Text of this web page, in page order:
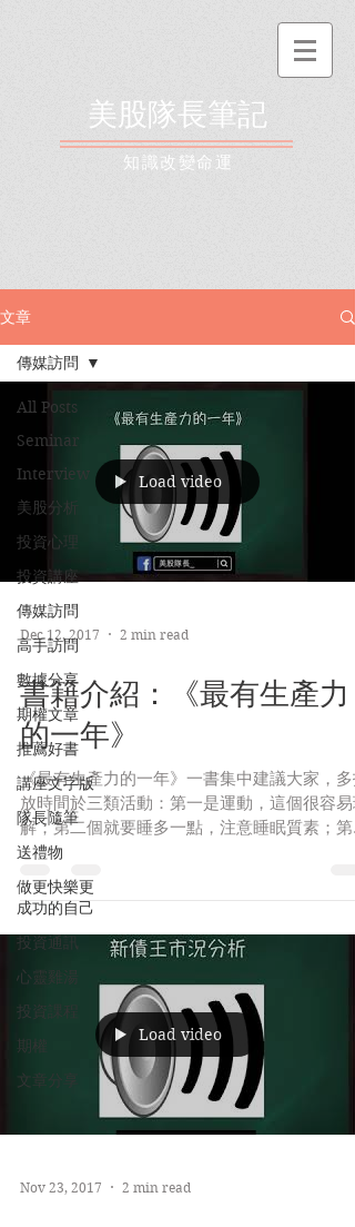
美股隊長筆記
​知識改變命運
文章
All Posts
Seminar
Interview
美股分析
投資心理
投資講座
傳媒訪問
高手訪問
數據分享
期權文章
推薦好書
講座文字版
隊長隨筆
送禮物
做更快樂更
成功的自己
投資通訊
心靈雞湯
投資課程
期權
文章分享
傳媒訪問
Load video
Dec 12, 2017 2 min read
書籍介紹：《最有生產力
的一年》
《最有生產力的一年》一書集中建議大家，多
放時間於三類活動：第一是運動，這個很容易
解；第二個就要睡多一點，注意睡眠質素；第
是打坐，冥想。
Load video
Nov 23, 2017 2 min read